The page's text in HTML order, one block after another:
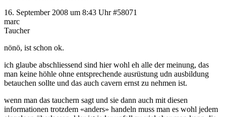
16. September 2008 um 8:43 Uhr #58071
marc
Taucher
nönö, ist schon ok.
ich glaube abschliessend sind hier wohl eh alle der meinung, das
man keine höhle ohne entsprechende ausrüstung udn ausbildung
betauchen sollte und das auch cavern ernst zu nehmen ist.
wenn man das tauchern sagt und sie dann auch mit diesen
informationen trotzdem «anders» handeln muss man es wohl jedem